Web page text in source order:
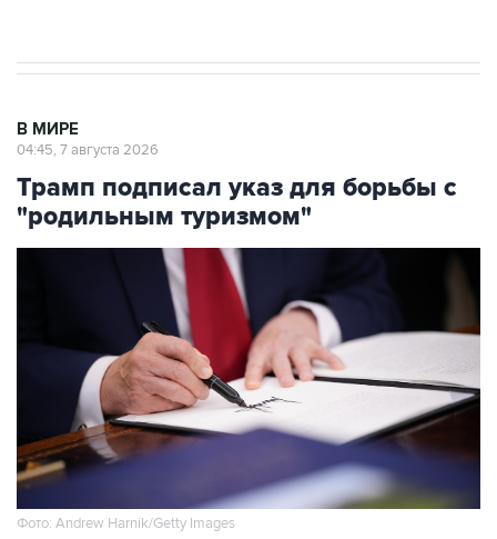
В МИРЕ
04:45, 7 августа 2026
Трамп подписал указ для борьбы с
"родильным туризмом"
Фото: Andrew Harnik/Getty Images